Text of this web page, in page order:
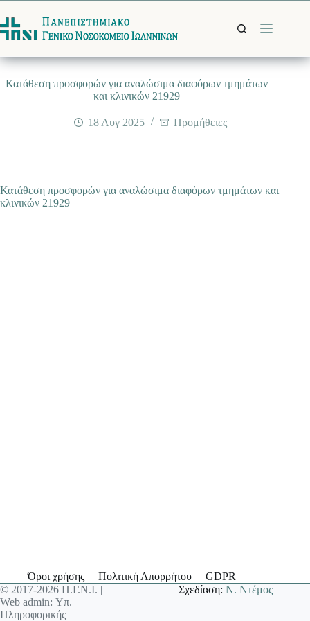
στο
περιεχόμενο
Κατάθεση προσφορών για αναλώσιμα διαφόρων τμημάτων
και κλινικών 21929
18 Αυγ 2025 Προμήθειες
Κατάθεση προσφορών για αναλώσιμα διαφόρων τμημάτων και
κλινικών 21929
Όροι χρήσης Πολιτική Απορρήτου
GDPR
© 2017-2026 Π.Γ.Ν.Ι. |
Web admin: Υπ.
Πληροφορικής
Σχεδίαση:Ν. Ντέμος